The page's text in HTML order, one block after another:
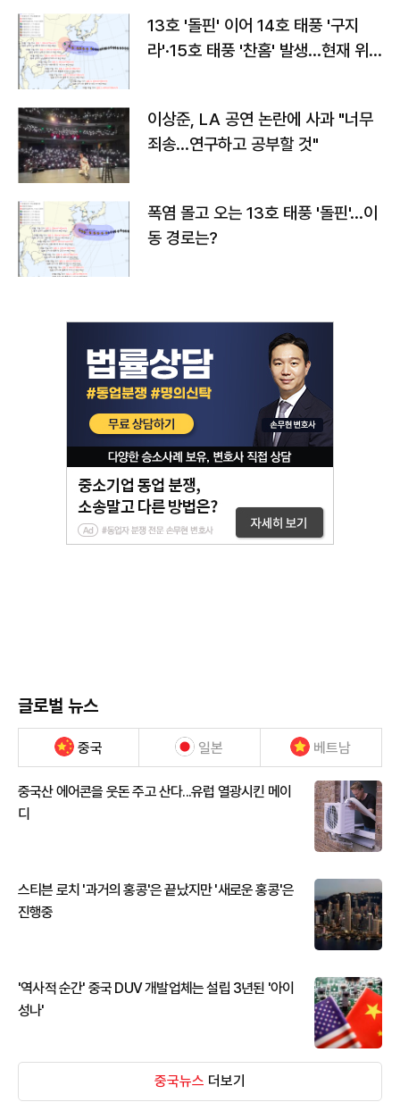
13호 '돌핀' 이어 14호 태풍 '구지
라'·15호 태풍 '찬홈' 발생…현재 위
이상준, LA 공연 논란에 사과 "너무
죄송…연구하고 공부할 것"
폭염 몰고 오는 13호 태풍 '돌핀'…이
동 경로는?
글로벌 뉴스
중국 일본 베트남
중국산 에어콘을 웃돈 주고 산다...유럽 열광시킨 메이
디
스티븐 로치 '과거의 홍콩'은 끝났지만 '새로운 홍콩'은
진행중
'역사적 순간' 중국 DUV 개발업체는 설립 3년된 '아이
성나'
중국뉴스 더보기